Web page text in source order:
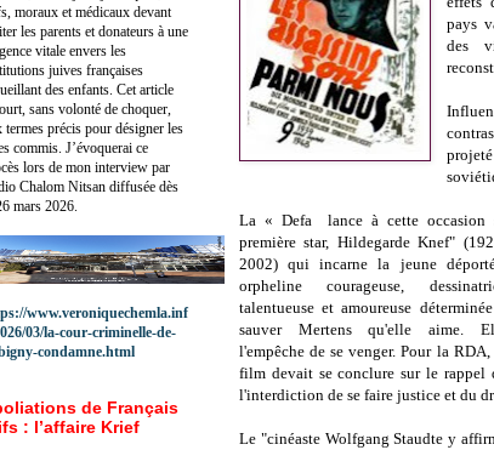
pays
des
La « Defa lance à cette occasion
première star, Hildegarde Knef"
2002) qui incarne la jeune
orpheline courageuse,
talentueuse et amoureuse
sauver Mertens qu'elle aime.
l'empêche de se venger. Pour la
film devait se conclure sur le rappel
l'interdiction de se faire justice et du
Le "cinéaste Wolfgang Staudte y
moraux et médicaux devant
les parents et donateurs à une
vitale envers les
juives françaises
des enfants. Cet article
sans volonté de choquer,
termes précis pour désigner les
commis. J’évoquerai ce
lors de mon interview par
Chalom Nitsan diffusée dès
mars 2026.
www.veroniquechemla.inf
03/la-cour-criminelle-de-
condamne.html
de Français
: l’affaire Krief